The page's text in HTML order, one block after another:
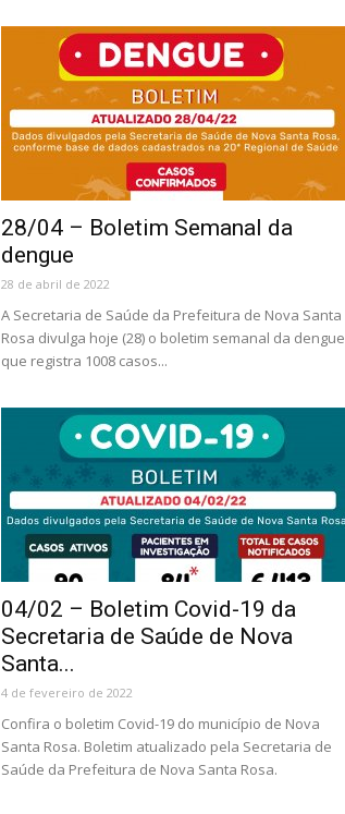
28/04 – Boletim Semanal da
dengue
28 de abril de 2022
A Secretaria de Saúde da Prefeitura de Nova Santa
Rosa divulga hoje (28) o boletim semanal da dengue
que registra 1008 casos...
04/02 – Boletim Covid-19 da
Secretaria de Saúde de Nova
Santa...
4 de fevereiro de 2022
Confira o boletim Covid-19 do município de Nova
Santa Rosa. Boletim atualizado pela Secretaria de
Saúde da Prefeitura de Nova Santa Rosa.